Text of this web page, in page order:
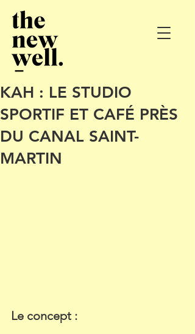
KAH : LE STUDIO
SPORTIF ET CAFÉ PRÈS
DU CANAL SAINT-
MARTIN
Le concept :